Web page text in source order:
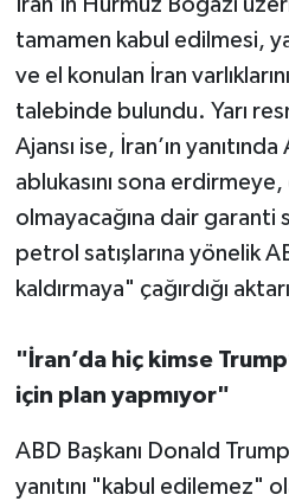
İran’ın Hürmüz Boğazı
tamamen kabul edilmesi,
ve el konulan İran
talebinde bulundu. Yarı
Ajansı ise, İran’ın
ablukasını sona erdirmeye,
olmayacağına dair garanti
petrol satışlarına yönelik
kaldırmaya" çağırdığı
"İran’da hiç kimse
için plan yapmıyor"
ABD Başkanı Donald
yanıtını "kabul edilemez"